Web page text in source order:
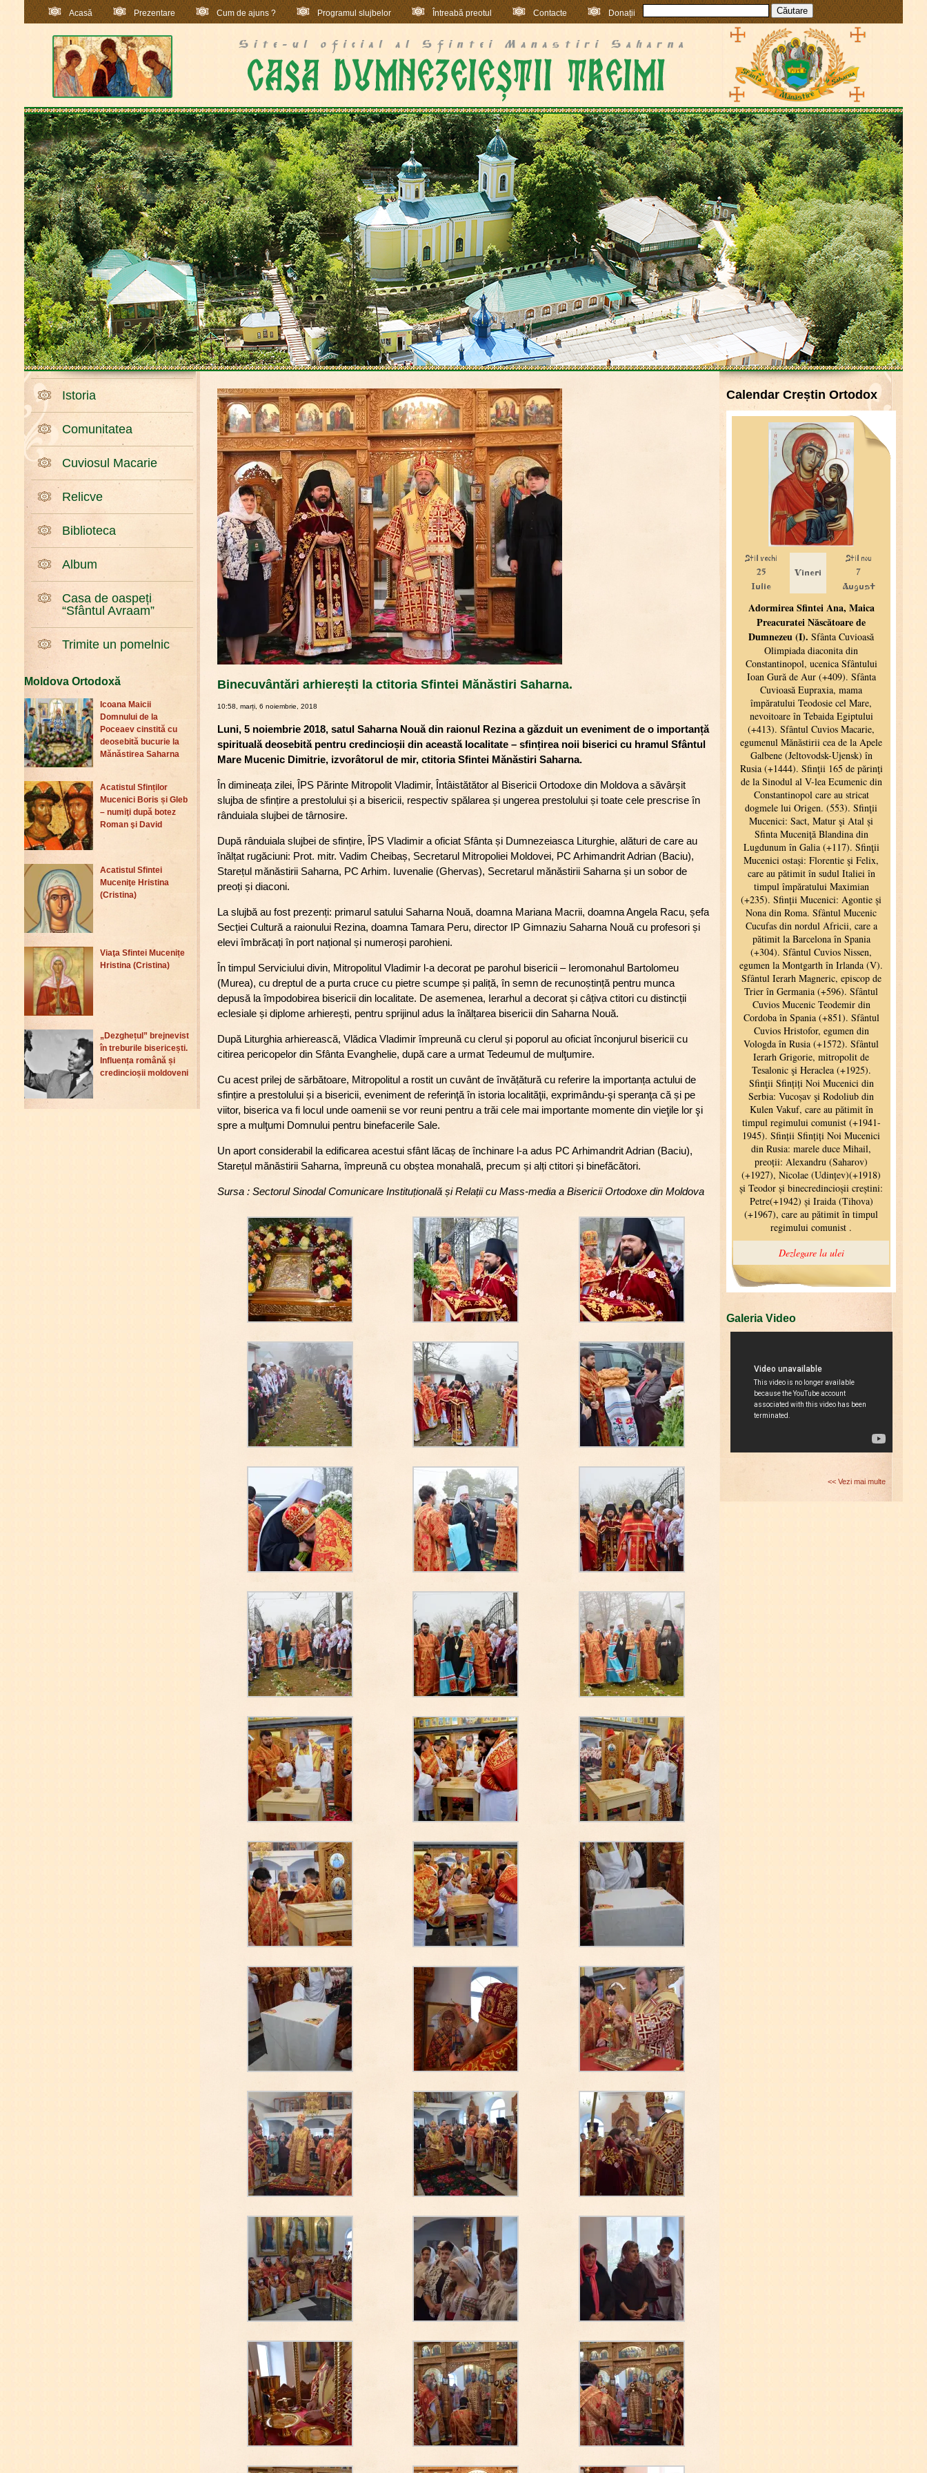
Acasă Prezentare Cum de ajuns ? Programul slujbelor Întreabă preotul Contacte Donații
Istoria
Comunitatea
Cuviosul Macarie
Relicve
Biblioteca
Album
Casa de oaspeți
“Sfântul Avraam”
Trimite un pomelnic
Moldova Ortodoxă
Icoana Maicii
Domnului de la
Poceaev cinstită cu
deosebită bucurie la
Mănăstirea Saharna
Acatistul Sfinților
Mucenici Boris și Gleb
– numiţi după botez
Roman şi David
Acatistul Sfintei
Muceniţe Hristina
(Cristina)
Viaţa Sfintei Mucenițe
Hristina (Cristina)
„Dezghețul” brejnevist
în treburile bisericești.
Influența română și
credincioșii moldoveni
Binecuvântări arhierești la ctitoria Sfintei Mănăstiri Saharna.
10:58, marți, 6 noiembrie, 2018
Luni, 5 noiembrie 2018, satul Saharna Nouă din raionul Rezina a găzduit un eveniment de o importanță
spirituală deosebită pentru credincioșii din această localitate – sfințirea noii biserici cu hramul Sfântul
Mare Mucenic Dimitrie, izvorâtorul de mir, ctitoria Sfintei Mănăstiri Saharna.
În dimineața zilei, ÎPS Părinte Mitropolit Vladimir, Întâistătător al Bisericii Ortodoxe din Moldova a săvârșit
slujba de sfințire a prestolului și a bisericii, respectiv spălarea și ungerea prestolului și toate cele prescrise în
rânduiala slujbei de târnosire.
După rânduiala slujbei de sfințire, ÎPS Vladimir a oficiat Sfânta și Dumnezeiasca Liturghie, alături de care au
înălțat rugăciuni: Prot. mitr. Vadim Cheibaș, Secretarul Mitropoliei Moldovei, PC Arhimandrit Adrian (Baciu),
Starețul mănăstirii Saharna, PC Arhim. Iuvenalie (Ghervas), Secretarul mănăstirii Saharna și un sobor de
preoți și diaconi.
La slujbă au fost prezenți: primarul satului Saharna Nouă, doamna Mariana Macrii, doamna Angela Racu, șefa
Secției Cultură a raionului Rezina, doamna Tamara Peru, director IP Gimnaziu Saharna Nouă cu profesori și
elevi îmbrăcați în port național și numeroși parohieni.
În timpul Serviciului divin, Mitropolitul Vladimir l-a decorat pe parohul bisericii – Ieromonahul Bartolomeu
(Murea), cu dreptul de a purta cruce cu pietre scumpe și paliță, în semn de recunoștință pentru munca
depusă la împodobirea bisericii din localitate. De asemenea, Ierarhul a decorat și câțiva ctitori cu distincții
eclesiale și diplome arhierești, pentru sprijinul adus la înălțarea bisericii din Saharna Nouă.
După Liturghia arhierească, Vlădica Vladimir împreună cu clerul și poporul au oficiat înconjurul bisericii cu
citirea pericopelor din Sfânta Evanghelie, după care a urmat Tedeumul de mulţumire.
Cu acest prilej de sărbătoare, Mitropolitul a rostit un cuvânt de învățătură cu referire la importanța actului de
sfințire a prestolului și a bisericii, eveniment de referinţă în istoria localităţii, exprimându-şi speranţa că și pe
viitor, biserica va fi locul unde oamenii se vor reuni pentru a trăi cele mai importante momente din vieţile lor şi
spre a mulţumi Domnului pentru binefacerile Sale.
Un aport considerabil la edificarea acestui sfânt lăcaș de închinare l-a adus PC Arhimandrit Adrian (Baciu),
Starețul mănăstirii Saharna, împreună cu obștea monahală, precum și alți ctitori și binefăcători.
Sursa : Sectorul Sinodal Comunicare Instituțională și Relații cu Mass-media a Bisericii Ortodoxe din Moldova
Calendar Creștin Ortodox
Galeria Video
<< Vezi mai multe